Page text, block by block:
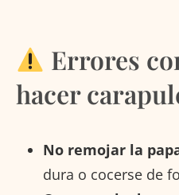
Errores
hacer
No remojar la
dura o cocerse de